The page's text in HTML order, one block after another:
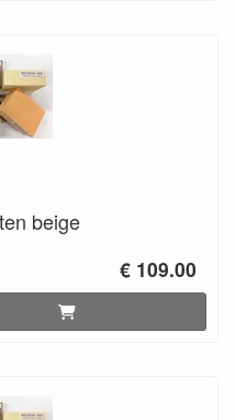
beige
€ 109.00